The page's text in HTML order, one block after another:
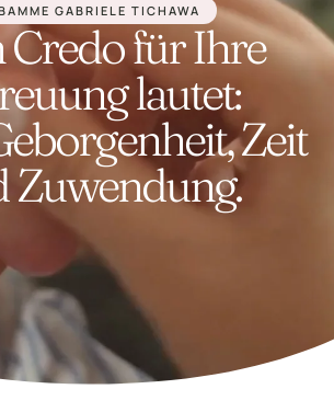
GABRIELE TICHAWA
für Ihre
lautet:
Zeit
Zuwendung.